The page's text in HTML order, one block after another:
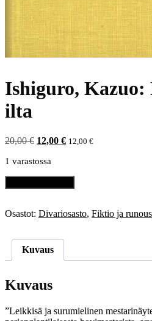
Ishiguro,
ilta
20,00€ Alkuperäinen
oli:
12,00 €Nykyinen
12,00 €
1 varastossa
Ishiguro,
Kazuo:
päivän
Osastot: Divariosasto, Fiktio ja runous
Kuvaus
Kuvaus
”Leikkisä ja surumielinen